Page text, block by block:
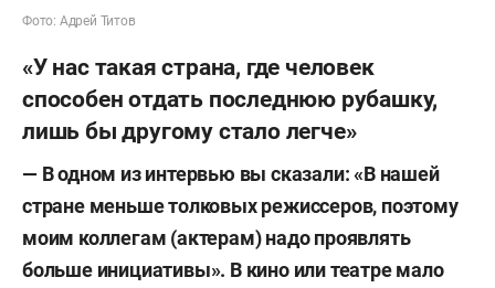
Фото: Адрей Титов
«У нас такая страна, где человек
способен отдать последнюю рубашку,
лишь бы другому стало легче»
— В одном из интервью вы сказали: «В нашей
стране меньше толковых режиссеров, поэтому
моим коллегам (актерам) надо проявлять
больше инициативы». В кино или театре мало